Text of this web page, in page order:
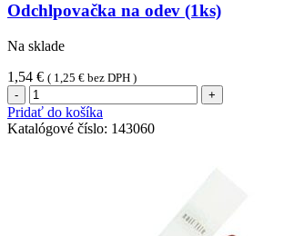
Odchlpovačka na odev (1ks)
Na sklade
1,54 € ( 1,25 € bez DPH )
množstvo
Odchlpovačka
na
odev
Pridať do košíka
Katalógové číslo: 143060